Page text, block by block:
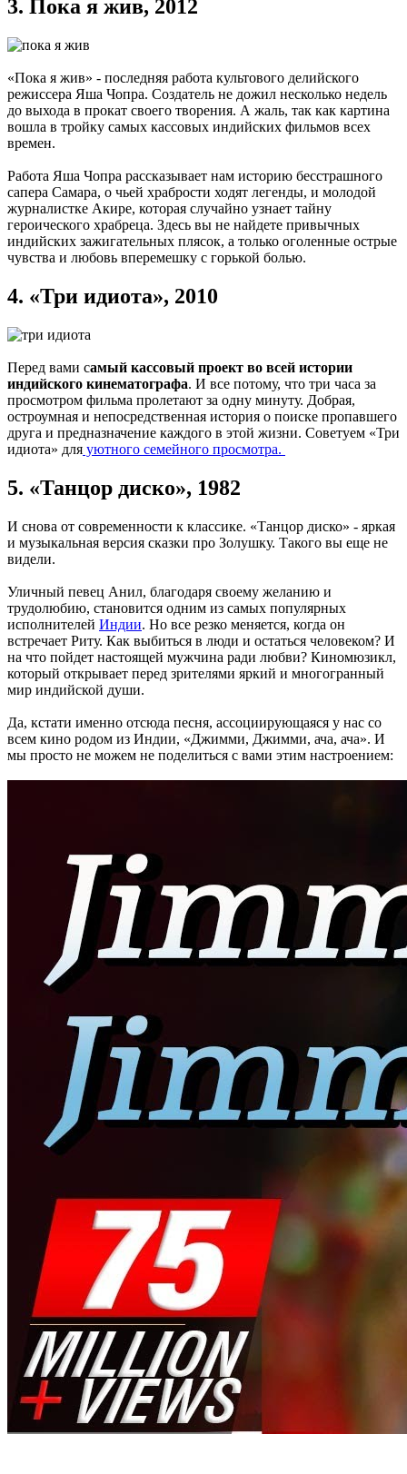
3. Пока я жив, 2012
«Пока я жив» - последняя работа культового делийского
режиссера Яша Чопра. Создатель не дожил несколько недель
до выхода в прокат своего творения. А жаль, так как картина
вошла в тройку самых кассовых индийских фильмов всех
времен.
Работа Яша Чопра рассказывает нам историю бесстрашного
сапера Самара, о чьей храбрости ходят легенды, и молодой
журналистке Акире, которая случайно узнает тайну
героического храбреца. Здесь вы не найдете привычных
индийских зажигательных плясок, а только оголенные острые
чувства и любовь вперемешку с горькой болью.
4. «Три идиота», 2010
Перед вами самый кассовый проект во всей истории
индийского кинематографа. И все потому, что три часа за
просмотром фильма пролетают за одну минуту. Добрая,
остроумная и непосредственная история о поиске пропавшего
друга и предназначение каждого в этой жизни. Советуем «Три
идиота» для уютного семейного просмотра.
5. «Танцор диско», 1982
И снова от современности к классике. «Танцор диско» - яркая
и музыкальная версия сказки про Золушку. Такого вы еще не
видели.
Уличный певец Анил, благодаря своему желанию и
трудолюбию, становится одним из самых популярных
исполнителей Индии. Но все резко меняется, когда он
встречает Риту. Как выбиться в люди и остаться человеком? И
на что пойдет настоящей мужчина ради любви? Киномюзикл,
который открывает перед зрителями яркий и многогранный
мир индийской души.
Да, кстати именно отсюда песня, ассоциирующаяся у нас со
всем кино родом из Индии, «Джимми, Джимми, ача, ача». И
мы просто не можем не поделиться с вами этим настроением: